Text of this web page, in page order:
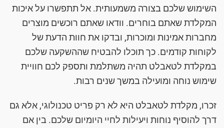
השימוש שלכם בצורה משמעותית. אל תתפשרו על איכות
המקלדת שאתם בוחרים. וודאו שאתם רוכשים מוצרים
מחברות אמינות ומוכרות, ובדקו את חוות הדעת של
לקוחות קודמים. כך תוכלו להבטיח שההשקעה שלכם
במקלדת לטאבלט תהיה משתלמת ותספק לכם חוויית
שימוש נוחה ומועילה במשך שנים רבות.
זכרו, מקלדת לטאבלט היא לא רק פריט טכנולוגי, אלא גם
דרך להוסיף נוחות ויעילות לחיי היומיום שלכם. בין אם